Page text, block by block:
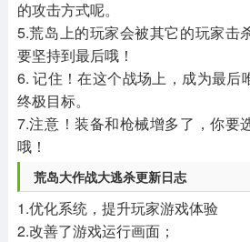
的攻击方式呢。
5.荒岛上的玩家会被其它的玩家击
要坚持到最后哦！
6. 记住！在这个战场上，成为最后
终极目标。
7.注意！装备和枪械增多了，你要
哦！
荒岛大作战大逃杀更新日志
1.优化系统，提升玩家游戏体验
2.改善了游戏运行画面；